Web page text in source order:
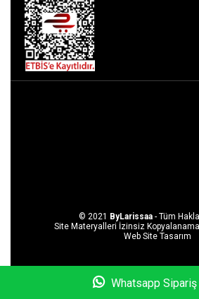
© 2021 ByLarissaa - Tüm
Site Materyalleri İzinsiz
Web Site Tasarım
Whatsapp Sipariş